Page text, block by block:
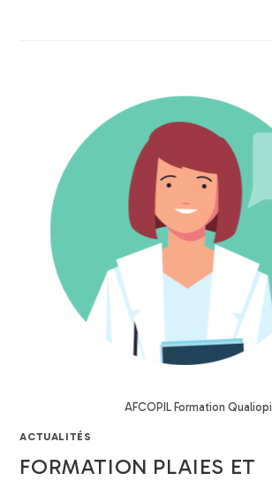
AFCOPIL Formation Qualiopi
ACTUALITÉS
FORMATION PLAIES ET